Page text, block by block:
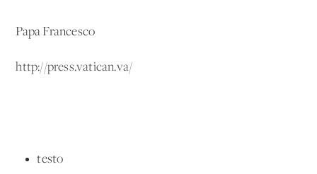
Papa Francesco
http://press.vatican.va/
testo